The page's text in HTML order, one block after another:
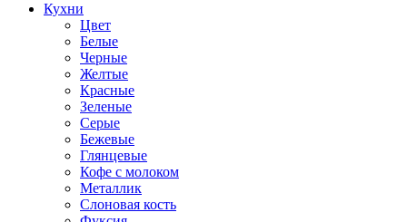
Кухни
Цвет
Белые
Черные
Желтые
Красные
Зеленые
Серые
Бежевые
Глянцевые
Кофе с молоком
Металлик
Слоновая кость